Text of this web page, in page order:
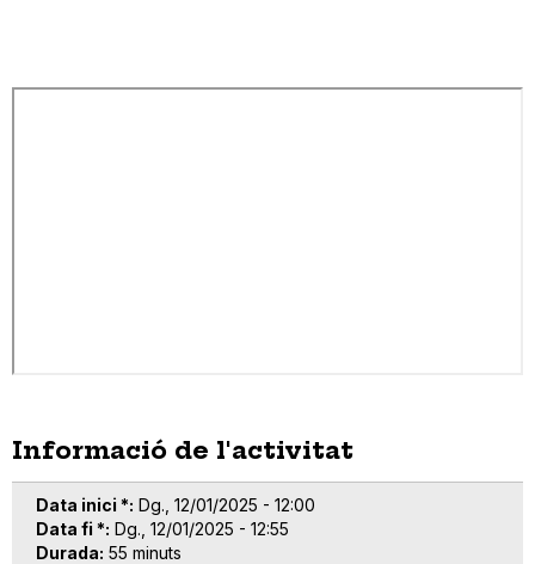
Informació de l'activitat
Data inici * Dg., 12/01/2025 - 12:00
Data fi * Dg., 12/01/2025 - 12:55
Durada 55 minuts